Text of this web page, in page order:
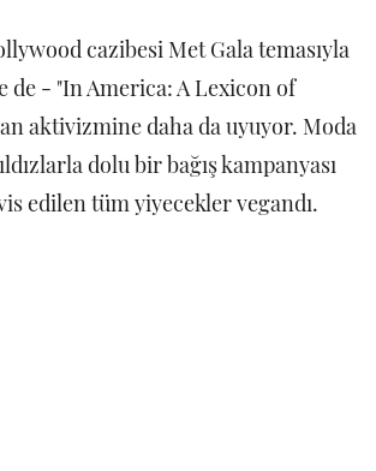
cazibesi Met Gala temasıyla
de - "In America: A Lexicon of
aktivizmine daha da uyuyor. Moda
dolu bir bağış kampanyası
edilen tüm yiyecekler vegandı.